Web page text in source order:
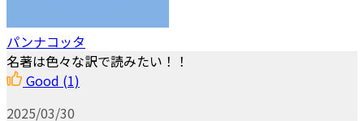
パンナコッタ
名著は色々な訳で読みたい！！
Good (1)
2025/03/30